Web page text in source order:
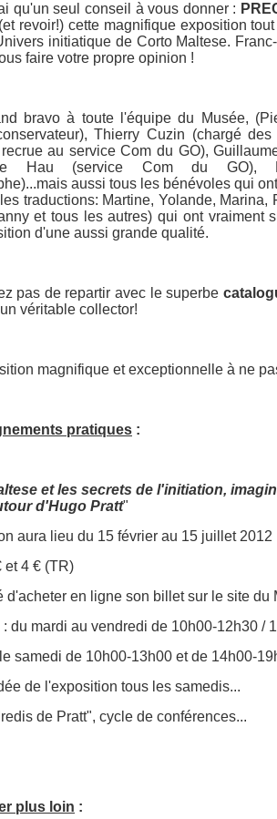
qu'un seul conseil à vous donner :
revoir!) cette magnifique exposition
initiatique de Corto Maltese.
faire votre propre opinion !
bravo à toute l'équipe du Musée,
Thierry Cuzin (chargé
au service Com du GO),
Hau (service Com du GO),
aussi tous les bénévoles qui
traductions: Martine, Yolande, Marina,
et tous les autres) qui ont vraiment
d'une aussi grande qualité.
pas de repartir avec le superbe
véritable collector!
magnifique et exceptionnelle à ne
pratiques :
et les secrets de l'initiation,
d'Hugo Pratt"
aura lieu du 15 février au 15 juillet 2012
et 4 € (TR)
d'acheter en ligne son billet sur le site du
: du mardi au vendredi de 10h00-12h30 /
samedi de 10h00-13h00 et de 14h00-
de l'exposition tous les samedis...
de Pratt", cycle de conférences...
plus loin :